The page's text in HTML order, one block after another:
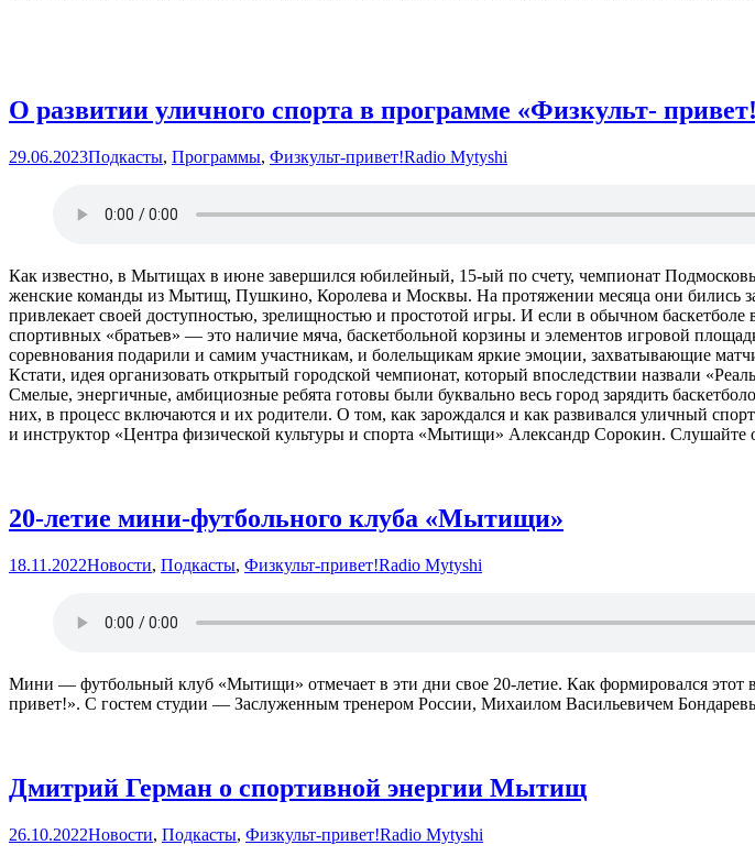
О развитии уличного спорта в программе «Физкульт-
29.06.2023Подкасты, Программы, Физкульт-привет!Radio Mytyshi
Как известно, в Мытищах в июне завершился юбилейный, 15-ый по счету, чемпионат
женские команды из Мытищ, Пушкино, Королева и Москвы. На протяжении месяца они бились
привлекает своей доступностью, зрелищностью и простотой игры. И если в обычном баскетболе
спортивных «братьев» — это наличие мяча, баскетбольной корзины и элементов игровой
соревнования подарили и самим участникам, и болельщикам яркие эмоции, захватывающие
Кстати, идея организовать открытый городской чемпионат, который впоследствии назвали
Смелые, энергичные, амбициозные ребята готовы были буквально весь город зарядить
них, в процесс включаются и их родители. О том, как зарождался и как развивался уличный
и инструктор «Центра физической культуры и спорта «Мытищи» Александр Сорокин.
20-летие мини-футбольного клуба «Мытищи»
18.11.2022Новости, Подкасты, Физкульт-привет!Radio Mytyshi
Мини — футбольный клуб «Мытищи» отмечает в эти дни свое 20-летие. Как формировался этот
привет!». С гостем студии — Заслуженным тренером России, Михаилом Васильевичем
Дмитрий Герман о спортивной энергии Мытищ
26.10.2022Новости, Подкасты, Физкульт-привет!Radio Mytyshi